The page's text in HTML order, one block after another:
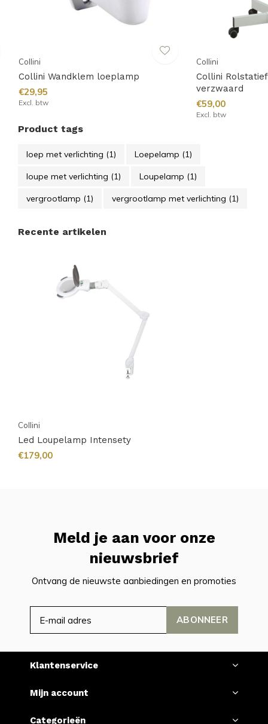
Collini
Collini Wandklem loeplamp
€29,95
Excl. btw
Collini
Collini
verzwaard
€59,00
Excl. btw
Product tags
loep met verlichting (1) Loepelamp (1)
loupe met verlichting (1) Loupelamp (1)
vergrootlamp (1) vergrootlamp met verlichting (1)
Recente artikelen
Collini
Led Loupelamp Intensety
€179,00
Meld je aan voor onze
nieuwsbrief
Ontvang de nieuwste aanbiedingen en promoties
ABONNEER
Klantenservice
Mijn account
Categorieën